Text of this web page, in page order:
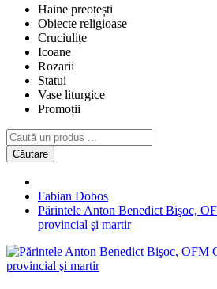
Haine preoțești
Obiecte religioase
Cruciulițe
Icoane
Rozarii
Statui
Vase liturgice
Promoții
Căutare
Fabian Dobos
Părintele Anton Benedict Bişoc,
provincial şi martir